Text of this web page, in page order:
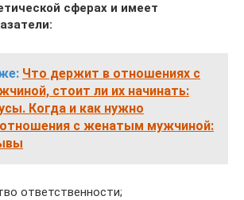
сферах и имеет
Что держит в отношениях с
стоит ли их начинать:
Когда и как нужно
с женатым мужчиной:
ответственности;